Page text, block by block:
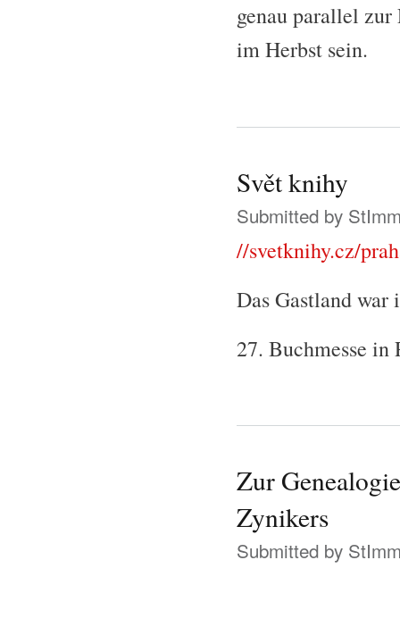
genau parallel zur
im Herbst sein.
Svět knihy
Submitted by
//svetknihy.cz/
Das Gastland war
27. Buchmesse in
Zur
Zynikers
Submitted by